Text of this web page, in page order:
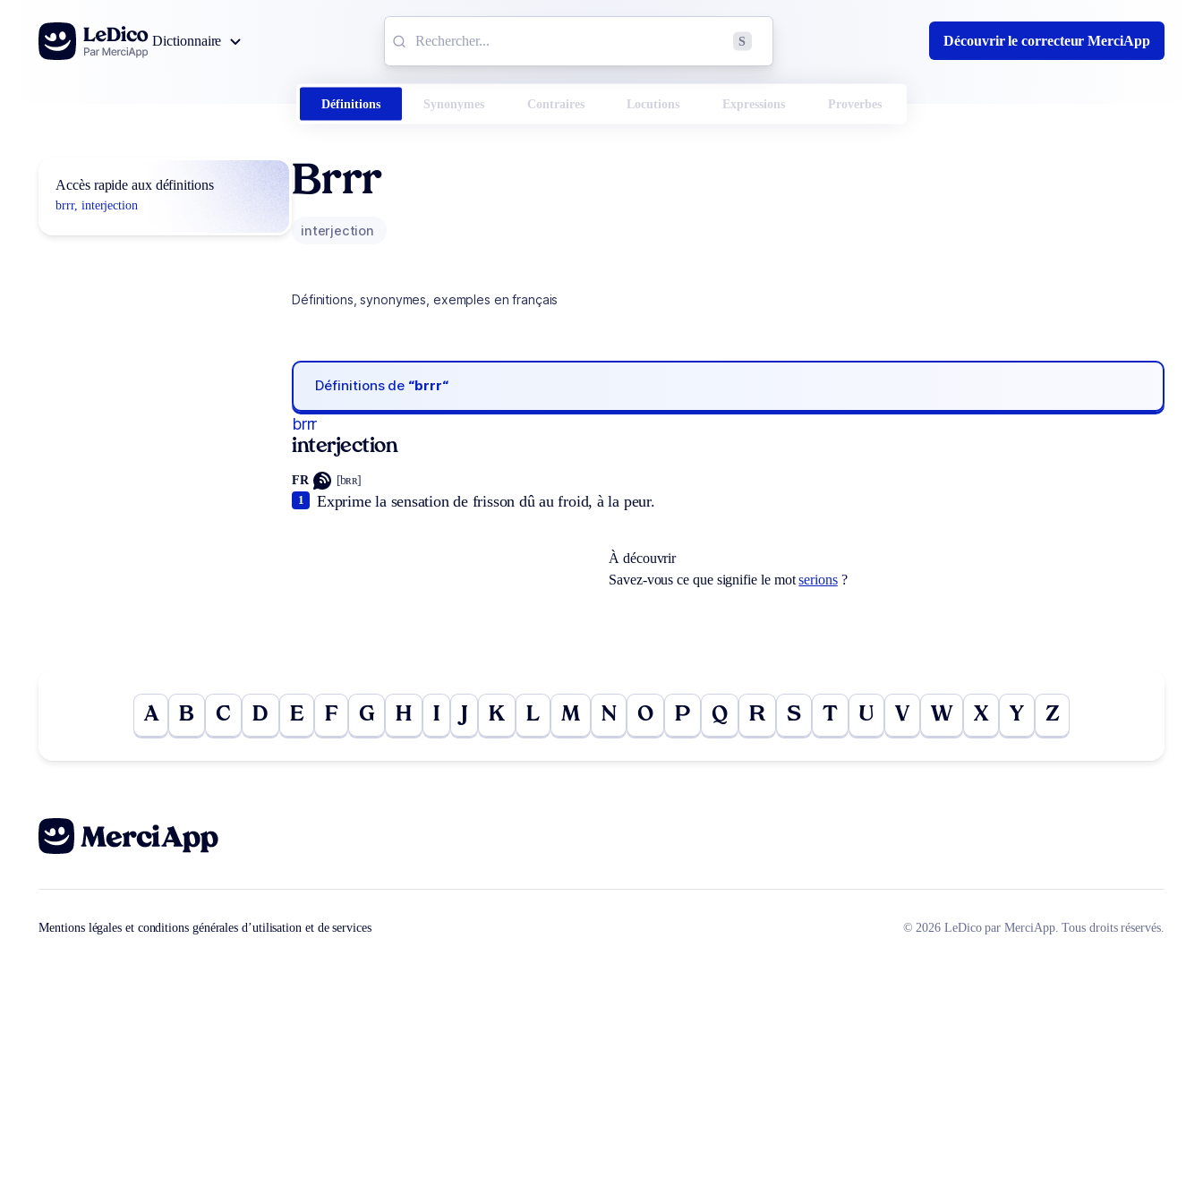
Aller au contenu
Dictionnaire
S Découvrir le correcteur MerciApp
Définitions Synonymes Contraires Locutions Expressions Proverbes
Accès rapide aux définitions
brrr, interjection
Brrr
interjection
Définitions, synonymes, exemples en français
Définitions de “brrr“
brrr
interjection
FR [bʀʀ]
Exprime la sensation de frisson dû au froid, à la peur.
1
À découvrir
Savez-vous ce que signifie le motserions?
A B C D E F G H I K L M N O P Q R S T U V W X Y Z
Mentions légales et conditions générales d’utilisation et de services © 2026 LeDico par MerciApp. Tous droits réservés.